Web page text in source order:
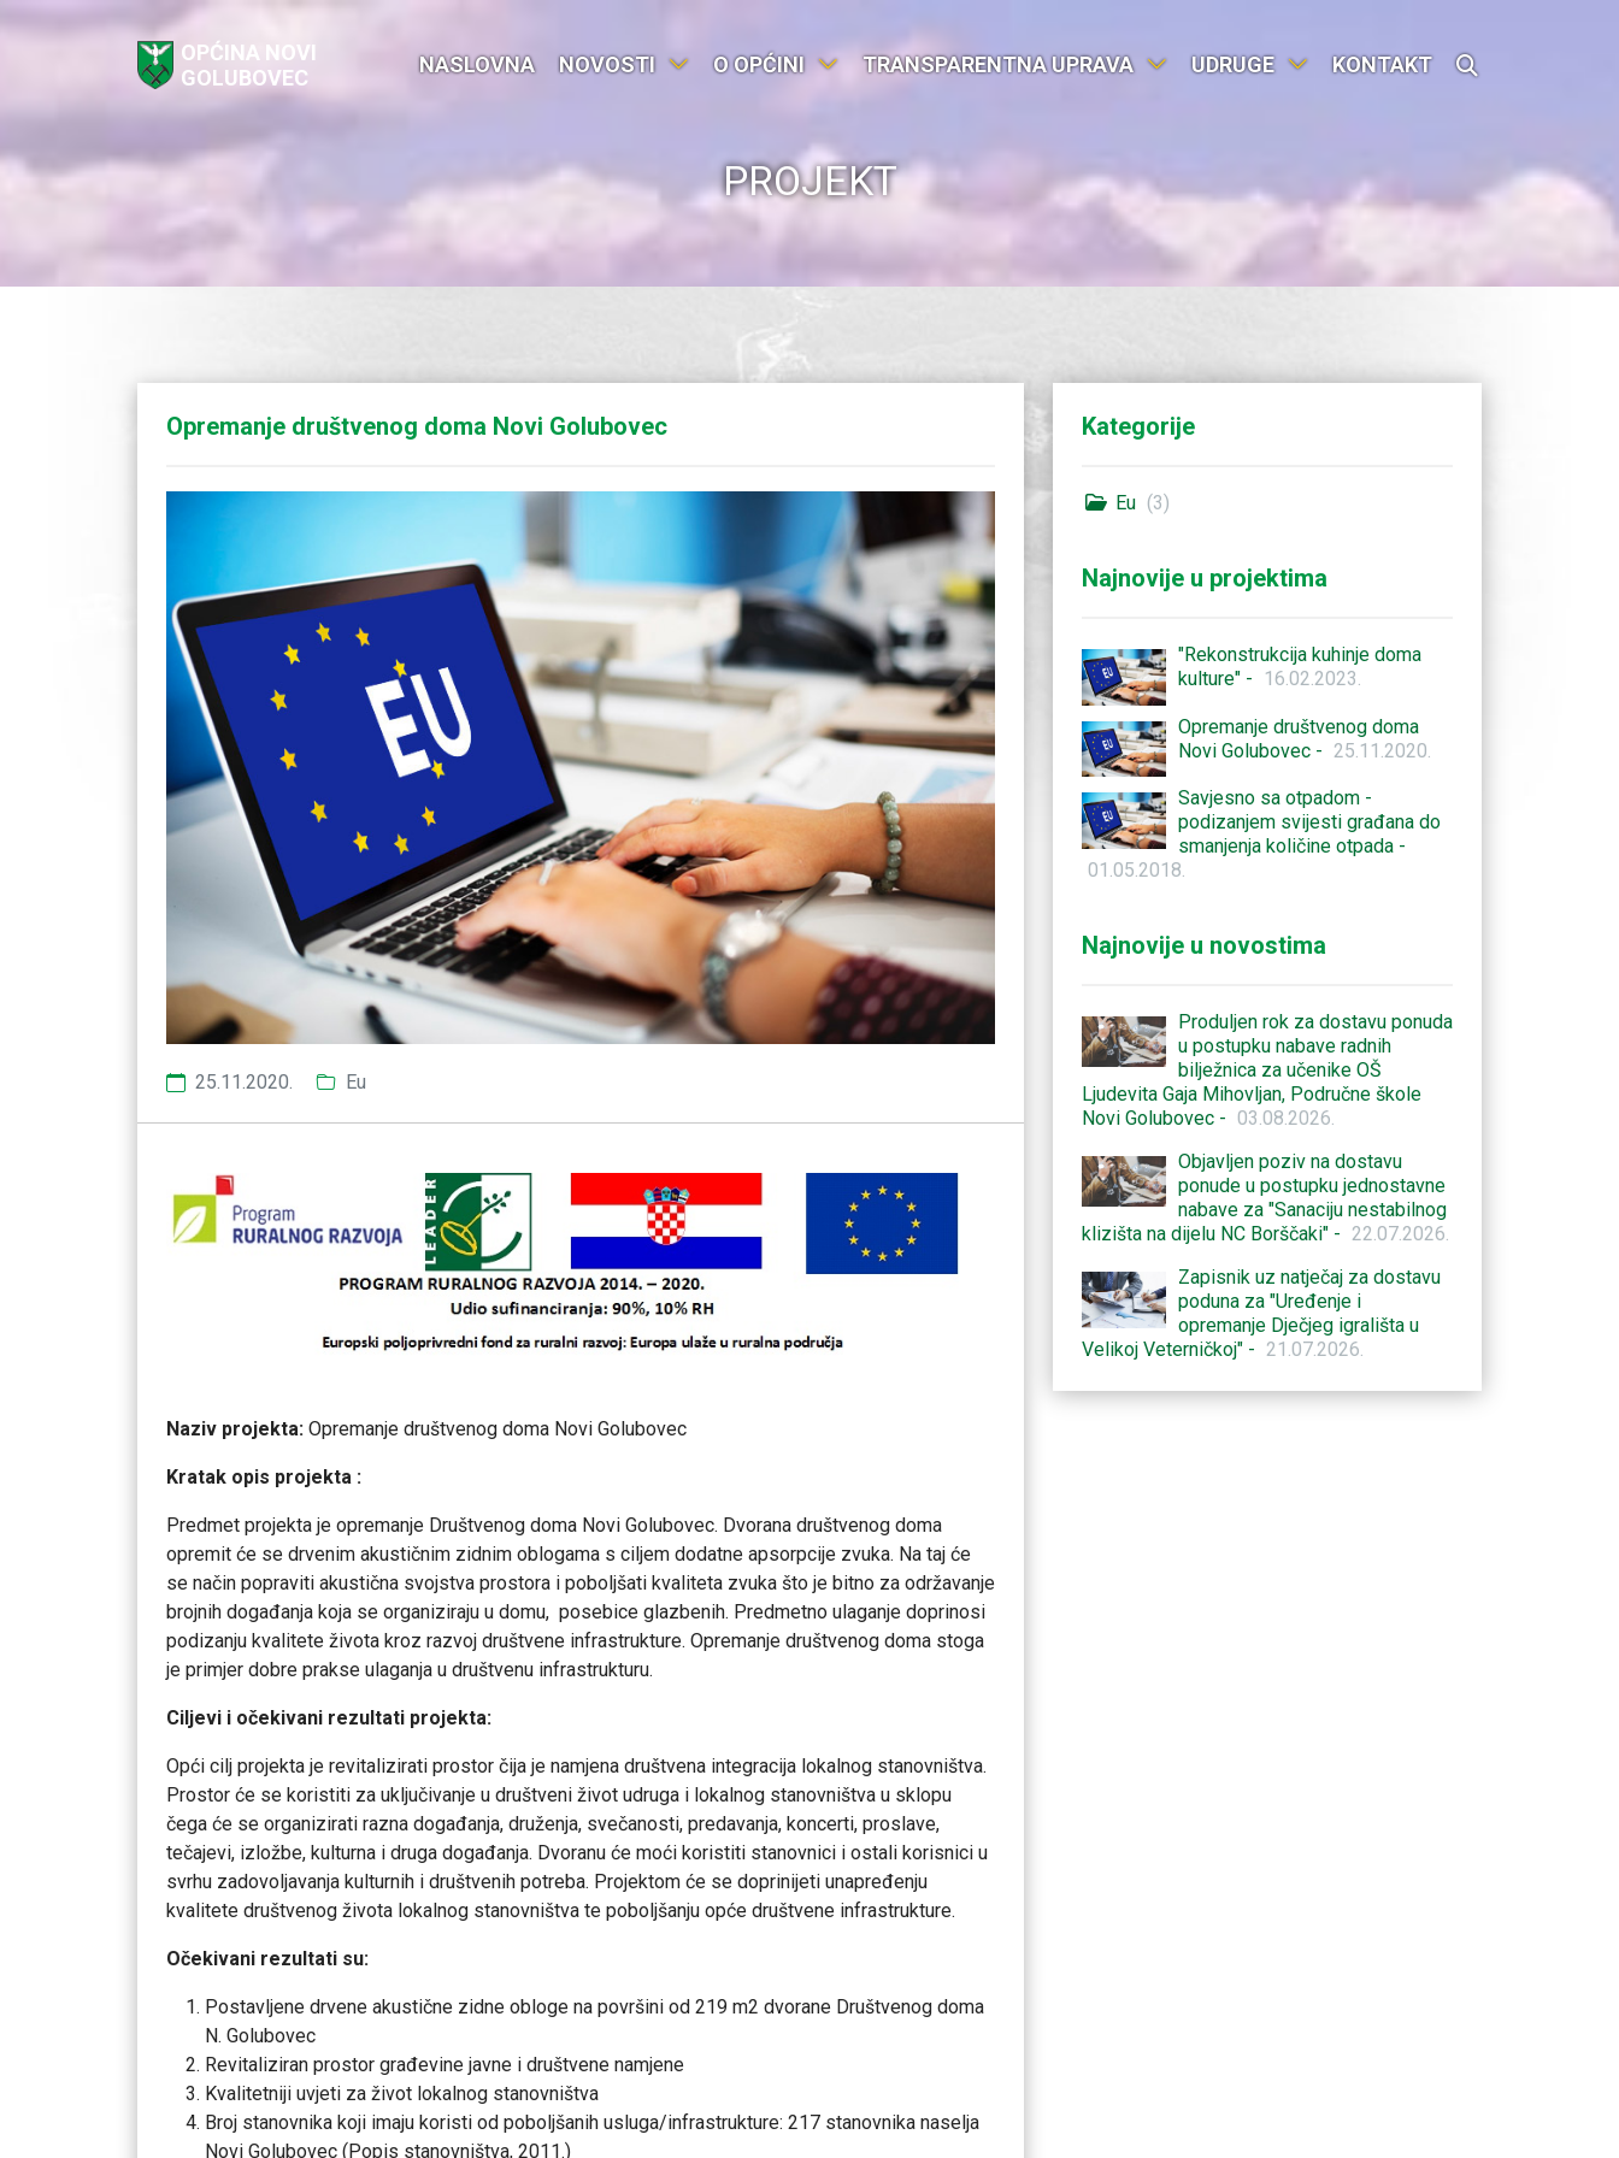
OPĆINA NOVI
GOLUBOVEC
NASLOVNA NOVOSTI O OPĆINI TRANSPARENTNA UPRAVA UDRUGE KONTAKT
PROJEKT
Opremanje društvenog doma Novi Golubovec
25.11.2020. Eu
Naziv projekta: Opremanje društvenog doma Novi Golubovec
Kratak opis projekta :
Predmet projekta je opremanje Društvenog doma Novi Golubovec. Dvorana društvenog doma
opremit će se drvenim akustičnim zidnim oblogama s ciljem dodatne apsorpcije zvuka. Na taj će
se način popraviti akustična svojstva prostora i poboljšati kvaliteta zvuka što je bitno za održavanje
brojnih događanja koja se organiziraju u domu, posebice glazbenih. Predmetno ulaganje doprinosi
podizanju kvalitete života kroz razvoj društvene infrastrukture. Opremanje društvenog doma stoga
je primjer dobre prakse ulaganja u društvenu infrastrukturu.
Ciljevi i očekivani rezultati projekta:
Opći cilj projekta je revitalizirati prostor čija je namjena društvena integracija lokalnog stanovništva.
Prostor će se koristiti za uključivanje u društveni život udruga i lokalnog stanovništva u sklopu
čega će se organizirati razna događanja, druženja, svečanosti, predavanja, koncerti, proslave,
tečajevi, izložbe, kulturna i druga događanja. Dvoranu će moći koristiti stanovnici i ostali korisnici u
svrhu zadovoljavanja kulturnih i društvenih potreba. Projektom će se doprinijeti unapređenju
kvalitete društvenog života lokalnog stanovništva te poboljšanju opće društvene infrastrukture.
Očekivani rezultati su:
Postavljene drvene akustične zidne obloge na površini od 219 m2 dvorane Društvenog doma
N. Golubovec
Revitaliziran prostor građevine javne i društvene namjene
Kvalitetniji uvjeti za život lokalnog stanovništva
Broj stanovnika koji imaju koristi od poboljšanih usluga/infrastrukture: 217 stanovnika naselja
Novi Golubovec (Popis stanovništva, 2011.)
Kategorije
Eu (3)
Najnovije u projektima
"Rekonstrukcija kuhinje doma
kulture" - 16.02.2023.
Opremanje društvenog doma
Novi Golubovec - 25.11.2020.
Savjesno sa otpadom -
podizanjem svijesti građana do
smanjenja količine otpada -
01.05.2018.
Najnovije u novostima
Produljen rok za dostavu ponuda
u postupku nabave radnih
bilježnica za učenike OŠ
Ljudevita Gaja Mihovljan, Područne škole
Novi Golubovec - 03.08.2026.
Objavljen poziv na dostavu
ponude u postupku jednostavne
nabave za "Sanaciju nestabilnog
klizišta na dijelu NC Borščaki" - 22.07.2026.
Zapisnik uz natječaj za dostavu
poduna za "Uređenje i
opremanje Dječjeg igrališta u
Velikoj Veterničkoj" - 21.07.2026.